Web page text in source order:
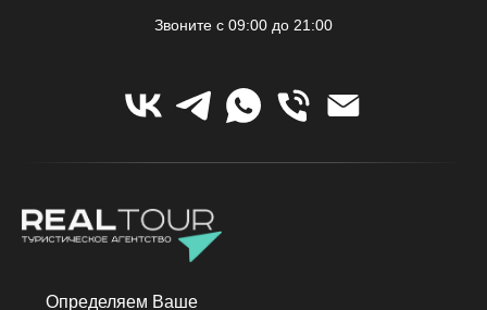
Звоните с 09:00 до 21:00
Определяем Ваше